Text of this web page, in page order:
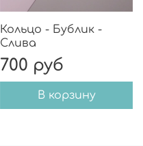
Кольцо - Бублик -
Слива
700 руб
В корзину